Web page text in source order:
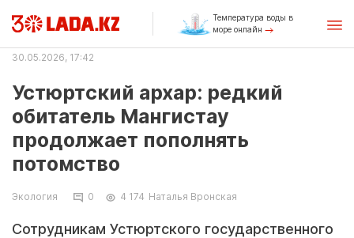
Температура воды в
море онлайн
30.05.2026, 17:42
Устюртский архар: редкий
обитатель Мангистау
продолжает пополнять
потомство
Экология 0 4 174 Наталья Вронская
Сотрудникам Устюртского государственного